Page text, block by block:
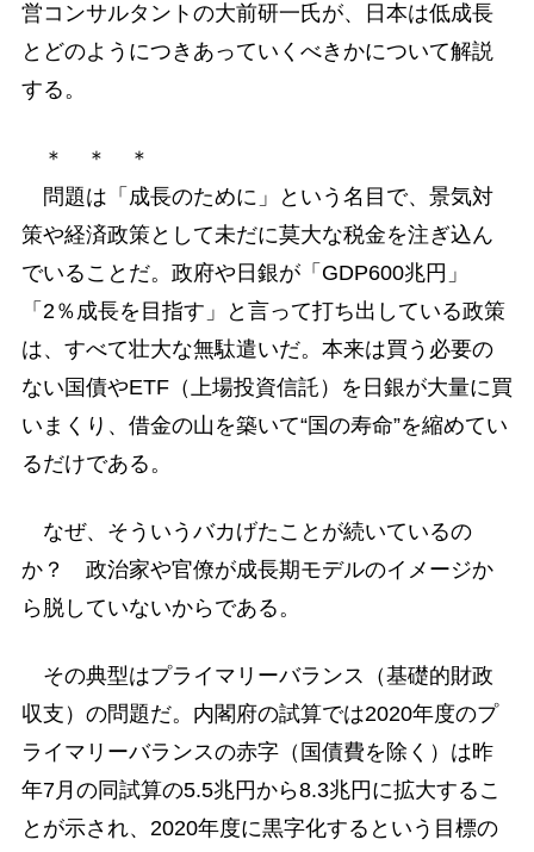
営コンサルタントの大前研一氏が、日本は低成長
とどのようにつきあっていくべきかについて解説
する。
＊ ＊ ＊
問題は「成長のために」という名目で、景気対
策や経済政策として未だに莫大な税金を注ぎ込ん
でいることだ。政府や日銀が「GDP600兆円」
「2％成長を目指す」と言って打ち出している政策
は、すべて壮大な無駄遣いだ。本来は買う必要の
ない国債やETF（上場投資信託）を日銀が大量に買
いまくり、借金の山を築いて“国の寿命”を縮めてい
るだけである。
なぜ、そういうバカげたことが続いているの
か？ 政治家や官僚が成長期モデルのイメージか
ら脱していないからである。
その典型はプライマリーバランス（基礎的財政
収支）の問題だ。内閣府の試算では2020年度のプ
ライマリーバランスの赤字（国債費を除く）は昨
年7月の同試算の5.5兆円から8.3兆円に拡大するこ
とが示され、2020年度に黒字化するという目標の